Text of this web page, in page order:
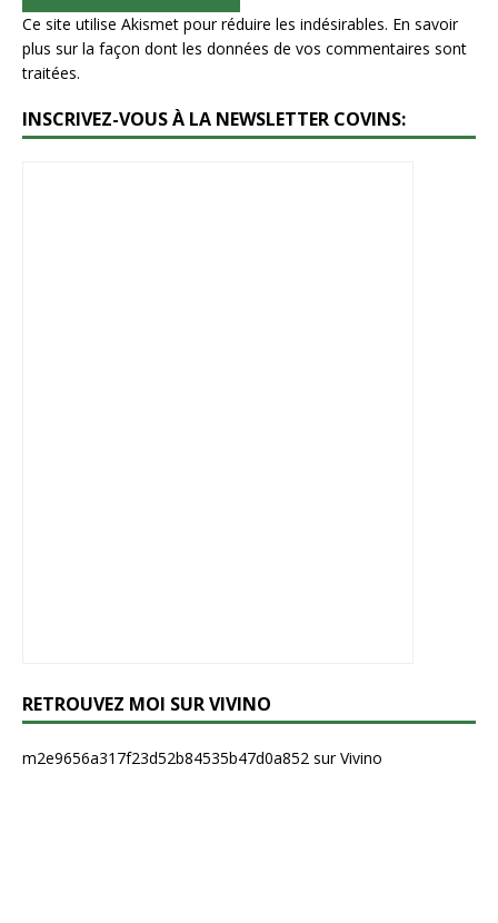
Ce site utilise Akismet pour réduire les indésirables. En savoir
plus sur la façon dont les données de vos commentaires sont
traitées.
INSCRIVEZ-VOUS À LA NEWSLETTER COVINS:
RETROUVEZ MOI SUR VIVINO
m2e9656a317f23d52b84535b47d0a852 sur Vivino